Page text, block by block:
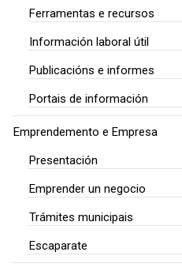
Ferramentas e recursos
Información laboral útil
Publicacións e informes
Portais de información
Emprendemento e Empresa
Presentación
Emprender un negocio
Trámites municipais
Escaparate